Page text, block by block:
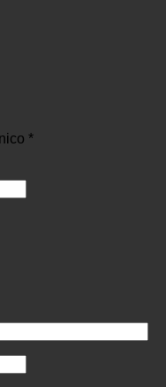
*Obligatorio